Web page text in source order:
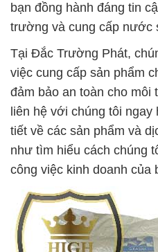
bạn đồng hành đáng tin
trường và cung cấp nước
Tại Đắc Trường Phát,
việc cung cấp sản phẩm
đảm bảo an toàn cho
liên hệ với chúng tôi
tiết về các sản phẩm và
như tìm hiểu cách chúng
công việc kinh doanh của